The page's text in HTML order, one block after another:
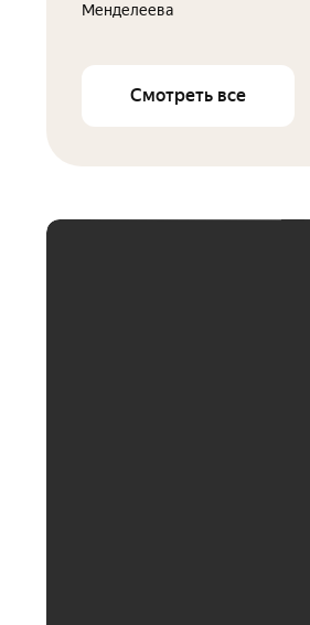
Менделеева
Смотреть все